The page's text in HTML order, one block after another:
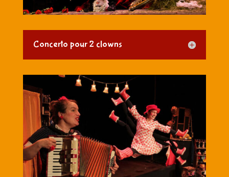
Concerto pour 2 clowns